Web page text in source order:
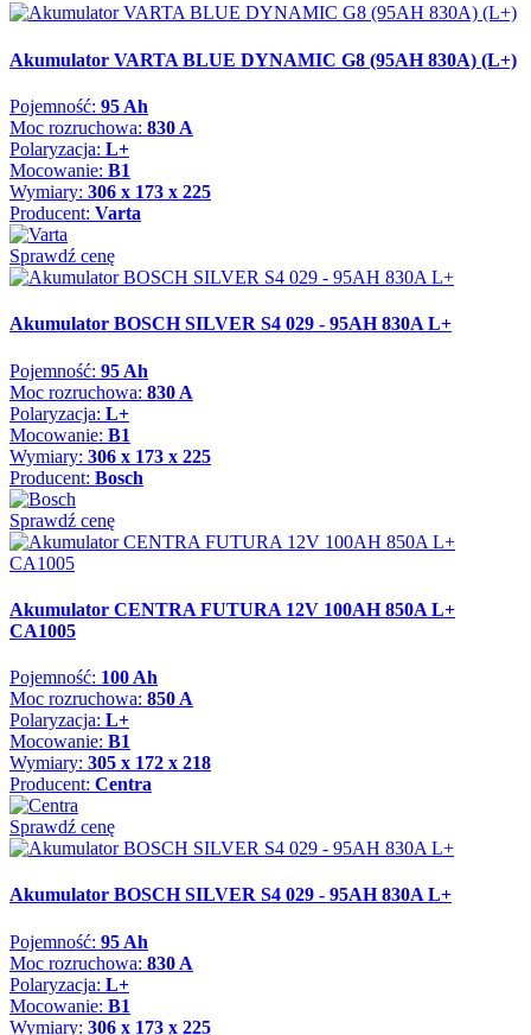
Akumulator VARTA BLUE DYNAMIC G8 (95AH 830A) (L+)
Pojemność: 95 Ah
Moc rozruchowa: 830 A
Polaryzacja: L+
Mocowanie: B1
Wymiary: 306 x 173 x 225
Producent: Varta
Sprawdź cenę
Akumulator BOSCH SILVER S4 029 - 95AH 830A L+
Pojemność: 95 Ah
Moc rozruchowa: 830 A
Polaryzacja: L+
Mocowanie: B1
Wymiary: 306 x 173 x 225
Producent: Bosch
Sprawdź cenę
Akumulator CENTRA FUTURA 12V 100AH 850A L+
CA1005
Pojemność: 100 Ah
Moc rozruchowa: 850 A
Polaryzacja: L+
Mocowanie: B1
Wymiary: 305 x 172 x 218
Producent: Centra
Sprawdź cenę
Akumulator BOSCH SILVER S4 029 - 95AH 830A L+
Pojemność: 95 Ah
Moc rozruchowa: 830 A
Polaryzacja: L+
Mocowanie: B1
Wymiary: 306 x 173 x 225